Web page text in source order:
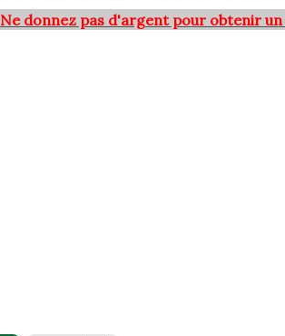
Ne donnez pas d'argent pour obtenir